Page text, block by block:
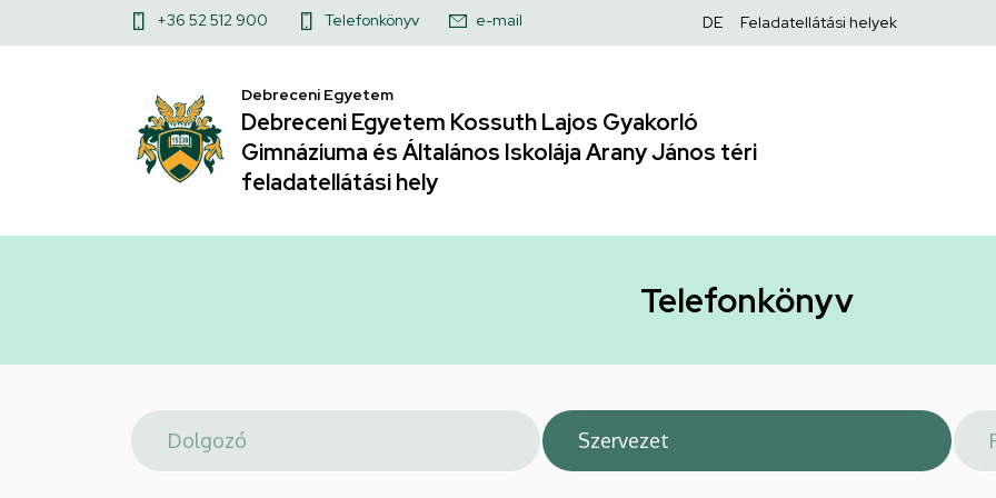
Telefonkönyv
Debreceni
Egyetem
Kossuth
Gimnáziuma
Általános
a
Felső
menü
+36 52 512 900 Telefonkönyv e-mail
Felső
DE Feladatellátási helyek
Debreceni Egyetem
Debreceni Egyetem Kossuth Lajos Gyakorló
Gimnáziuma és Általános Iskolája Arany János téri
feladatellátási hely
Telefonkönyv